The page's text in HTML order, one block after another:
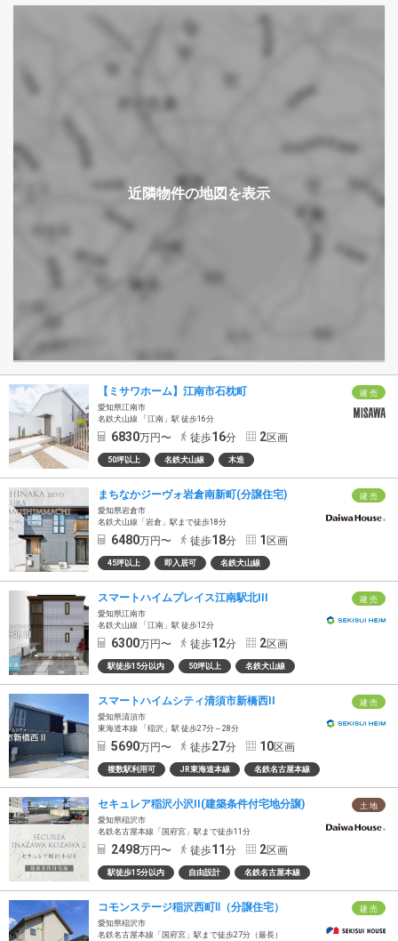
建 売
【ミサワホーム】江南市石枕町
愛知県江南市
名鉄犬山線 「江南」駅 徒歩16分
6830万円〜 徒歩16分 2区画
50坪以上 名鉄犬山線 木造
建 売
まちなかジーヴォ岩倉南新町(分譲住宅)
愛知県岩倉市
名鉄犬山線「岩倉」駅まで徒歩18分
6480万円〜 徒歩18分 1 区画
45坪以上 即入居可 名鉄犬山線
建 売
スマートハイムプレイス江南駅北III
愛知県江南市
名鉄犬山線 「江南」駅 徒歩12分
6300万円〜 徒歩12分 2区画
駅徒歩15分以内 50坪以上 名鉄犬山線
建 売
スマートハイムシティ清須市新橋西II
愛知県清須市
東海道本線 「稲沢」駅 徒歩27分～28分
5690万円〜 徒歩27分 10区画
複数駅利用可 JR東海道本線 名鉄名古屋本線
土 地
セキュレア稲沢小沢II(建築条件付宅地分譲)
愛知県稲沢市
名鉄名古屋本線「国府宮」駅まで徒歩11分
2498万円〜 徒歩11 分 2区画
駅徒歩15分以内 自由設計 名鉄名古屋本線
建 売
コモンステージ稲沢西町Ⅱ（分譲住宅）
愛知県稲沢市
名鉄名古屋本線「国府宮」駅まで徒歩27分（最長）